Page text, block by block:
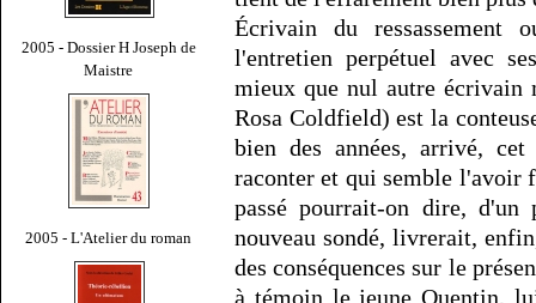
2005 - Dossier H Joseph de
Maistre
2005 - L'Atelier du roman
Écrivain du
l'entretien perpétuel avec
mieux que nul autre
Rosa Coldfield) est la
bien des années, arrivé,
raconter et qui semble l'avoir
passé pourrait-on dire, d'un
nouveau sondé, livrerait,
des conséquences sur le
à témoin le jeune Quentin,